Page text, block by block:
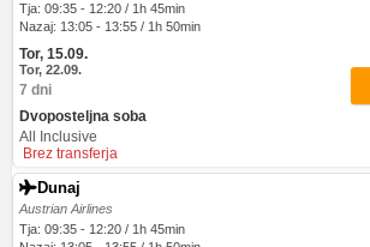
Tja: 09:35 - 12:20 / 1h 45min
Nazaj: 13:05 - 13:55 / 1h 50min
Tor, 15.09.
Tor, 22.09.
7 dni
Dvoposteljna soba
All Inclusive
Brez transferja
Dunaj
Austrian Airlines
Tja: 09:35 - 12:20 / 1h 45min